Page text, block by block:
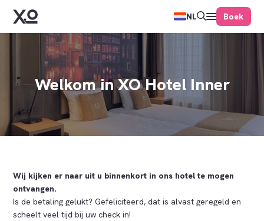
NL Boek
Welkom in XO Hotel Inner
Wij kijken er naar uit u binnenkort in ons hotel te mogen
ontvangen.
Is de betaling gelukt? Gefeliciteerd, dat is alvast geregeld en
scheelt veel tijd bij uw check in!